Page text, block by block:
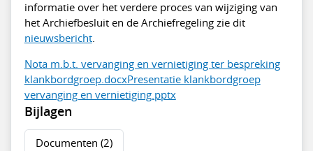
informatie over het verdere proces van wijziging van
het Archiefbesluit en de Archiefregeling zie dit
nieuwsbericht.
Nota m.b.t. vervanging en vernietiging ter bespreking
klankbordgroep.docxPresentatie klankbordgroep
vervanging en vernietiging.pptx
Bijlagen
Documenten (2)